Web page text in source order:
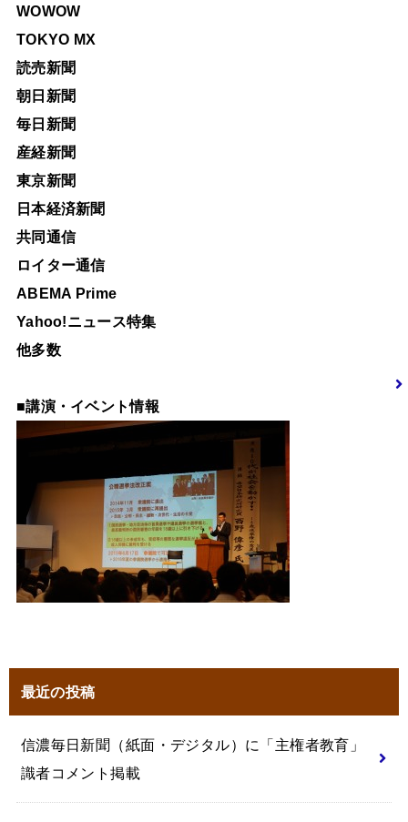
WOWOW
TOKYO MX
読売新聞
朝日新聞
毎日新聞
産経新聞
東京新聞
日本経済新聞
共同通信
ロイター通信
ABEMA Prime
Yahoo!ニュース特集
他多数
■講演・イベント情報
最近の投稿
信濃毎日新聞（紙面・デジタル）に「主権者教育」
識者コメント掲載